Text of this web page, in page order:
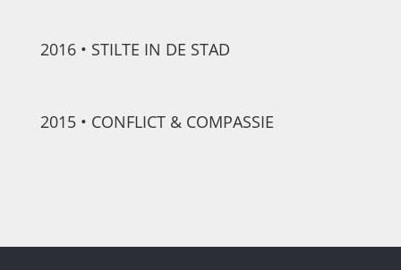
2016 • STILTE IN DE STAD
2015 • CONFLICT & COMPASSIE